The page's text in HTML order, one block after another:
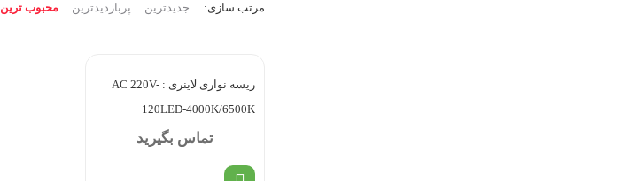
مرتب‌ سازی: جدیدترین پربازدیدترین محبوب ترین
ریسه نواری لاینری : AC 220V-
120LED-4000K/6500K
تماس بگیرید